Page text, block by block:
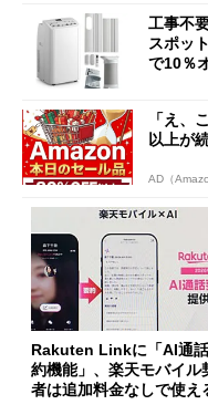
工事不
スポッ
で10％
「え、
以上が
AD（
Rakuten Linkに「AI通
約機能」、楽天モバイル
者は追加料金なしで使え